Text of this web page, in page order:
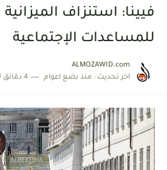
فيينا: استنزاف
للمساعدات الإجتماعية
ALMOZAWID.com
اخر تحديث : منذ بضع اعوام 4 دقائق للقراءة